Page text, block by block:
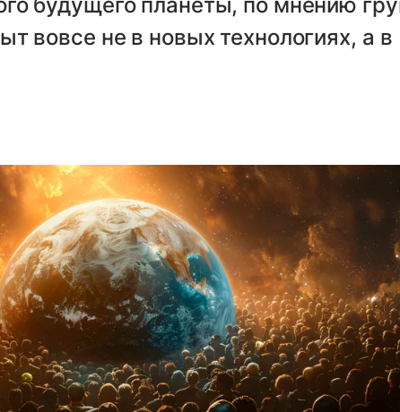
будущего планеты, по мнению
вовсе не в новых технологиях, а в